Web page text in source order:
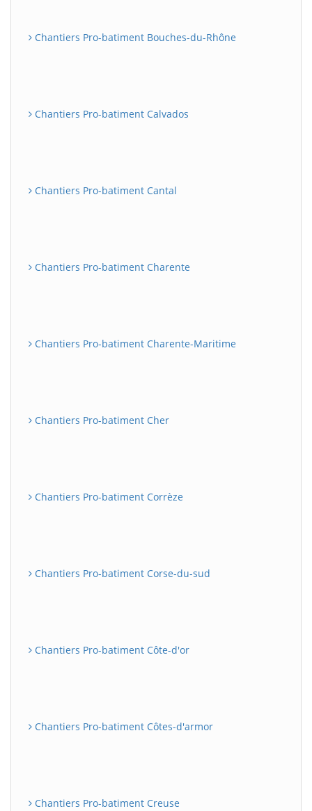
Chantiers Pro-batiment Bouches-du-Rhône
Chantiers Pro-batiment Calvados
Chantiers Pro-batiment Cantal
Chantiers Pro-batiment Charente
Chantiers Pro-batiment Charente-Maritime
Chantiers Pro-batiment Cher
Chantiers Pro-batiment Corrèze
Chantiers Pro-batiment Corse-du-sud
Chantiers Pro-batiment Côte-d'or
Chantiers Pro-batiment Côtes-d'armor
Chantiers Pro-batiment Creuse